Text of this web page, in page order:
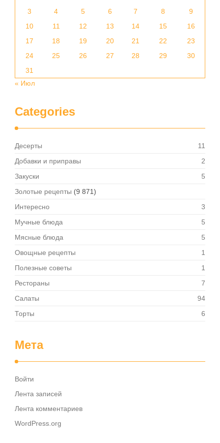
3
4 5 6 7 8
9
10
11 12 13 14 15
16
17
18 19 20 21 22
23
24
25 26 27 28 29
30
31
« Июл
Categories
Десерты
11
Добавки и приправы
2
Закуски
5
Золотые рецепты (9 871)
Интересно
3
Мучные блюда
5
Мясные блюда
5
Овощные рецепты
1
Полезные советы
1
Рестораны
7
Салаты
94
Торты
6
Мета
Войти
Лента записей
Лента комментариев
WordPress.org